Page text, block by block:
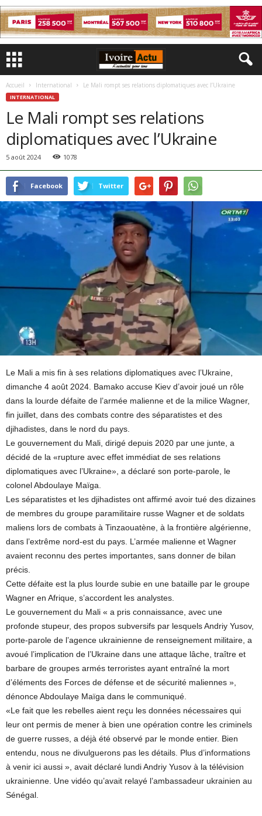
Accueil International Le Mali rompt ses relations diplomatiques avec l’Ukraine
INTERNATIONAL
Le Mali rompt ses relations
diplomatiques avec l’Ukraine
5 août 2024 1078
Facebook Twitter
Le Mali a mis fin à ses relations diplomatiques avec l’Ukraine,
dimanche 4 août 2024. Bamako accuse Kiev d’avoir joué un rôle
dans la lourde défaite de l’armée malienne et de la milice Wagner,
fin juillet, dans des combats contre des séparatistes et des
djihadistes, dans le nord du pays.
Le gouvernement du Mali, dirigé depuis 2020 par une junte, a
décidé de la «rupture avec effet immédiat de ses relations
diplomatiques avec l’Ukraine», a déclaré son porte-parole, le
colonel Abdoulaye Maïga.
Les séparatistes et les djihadistes ont affirmé avoir tué des dizaines
de membres du groupe paramilitaire russe Wagner et de soldats
maliens lors de combats à Tinzaouatène, à la frontière algérienne,
dans l’extrême nord-est du pays. L’armée malienne et Wagner
avaient reconnu des pertes importantes, sans donner de bilan
précis.
Cette défaite est la plus lourde subie en une bataille par le groupe
Wagner en Afrique, s’accordent les analystes.
Le gouvernement du Mali « a pris connaissance, avec une
profonde stupeur, des propos subversifs par lesquels Andriy Yusov,
porte-parole de l’agence ukrainienne de renseignement militaire, a
avoué l’implication de l’Ukraine dans une attaque lâche, traître et
barbare de groupes armés terroristes ayant entraîné la mort
d’éléments des Forces de défense et de sécurité maliennes »,
dénonce Abdoulaye Maïga dans le communiqué.
«Le fait que les rebelles aient reçu les données nécessaires qui
leur ont permis de mener à bien une opération contre les criminels
de guerre russes, a déjà été observé par le monde entier. Bien
entendu, nous ne divulguerons pas les détails. Plus d’informations
à venir ici aussi », avait déclaré lundi Andriy Yusov à la télévision
ukrainienne. Une vidéo qu’avait relayé l’ambassadeur ukrainien au
Sénégal.